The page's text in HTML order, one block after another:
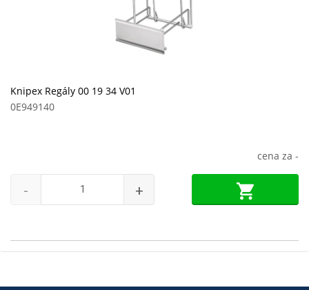
Knipex Regály 00 19 34 V01
0E949140
cena za -
- +